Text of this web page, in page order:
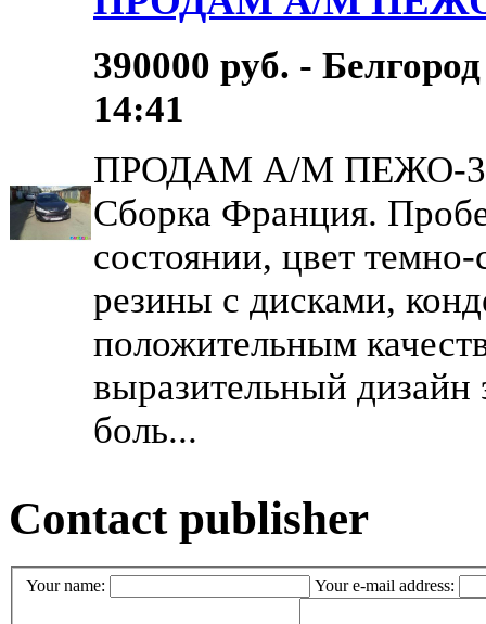
390000 руб. -
14:41
ПРОДАМ А/М ПЕЖО-308
Сборка Франция.
состоянии, цвет
резины с дисками,
положительным
выразительный дизайн
боль...
Contact publisher
Your name: Your e-mail address: